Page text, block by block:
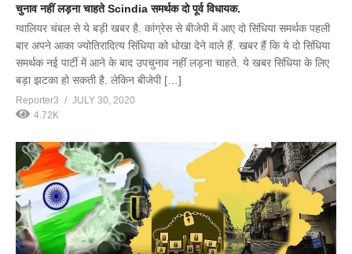
चुनाव नहीं लड़ना चाहते Scindia समर्थक दो पूर्व विधायक.
ग्वालियर चंबल से ये बड़ी खबर है. कांग्रेस से बीजेपी में आए दो सिंधिया समर्थक पहली
बार अपने आका ज्योतिरादित्य सिंधिया को धोखा देने वाले हैं. खबर हैं कि ये दो सिंधिया
समर्थक नई पार्टी में आने के बाद उपचुनाव नहीं लड़ना चाहते. ये खबर सिंधिया के लिए
बड़ा झटका हो सकती है. लेकिन बीजेपी […]
Reporter3
JULY 30, 2020
4.72K